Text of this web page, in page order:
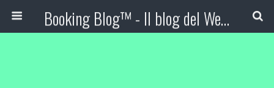
Booking Blog™ - Il blog del Web Marketing Turistico